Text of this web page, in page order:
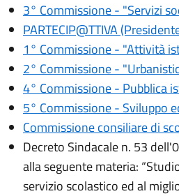
3° Commissione - "Servizi
PARTECIP@TTIVA
1° Commissione - "Attività
2° Commissione -
4° Commissione - Pubblica
5° Commissione - Sviluppo
Commissione consiliare di
Decreto Sindacale n. 53
alla seguente materia:
servizio scolastico ed al